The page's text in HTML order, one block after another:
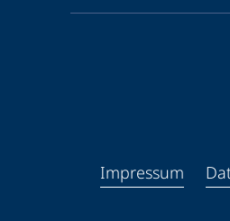
Media
Kontakte
Impressum
FacebookYoutube